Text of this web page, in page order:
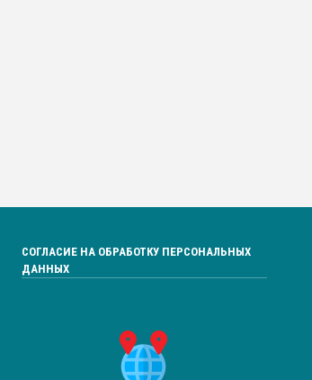
СОГЛАСИЕ НА ОБРАБОТКУ ПЕРСОНАЛЬНЫХ
ДАННЫХ